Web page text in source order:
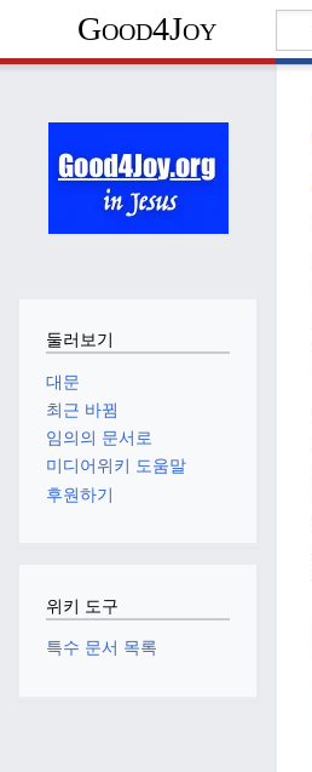
Good4Joy
둘러보기
대문
최근 바뀜
임의의 문서로
미디어위키 도움말
후원하기
위키 도구
특수 문서 목록